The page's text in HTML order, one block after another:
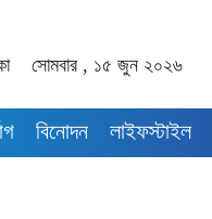
সোমবার , ১৫ জুন ২০২৬
বিনোদন লাইফস্টাইল